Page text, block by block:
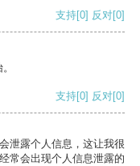
支持[0] 反对[0]
支持[0] 反对[0]
泄露个人信息，这让我很
常会出现个人信息泄露的